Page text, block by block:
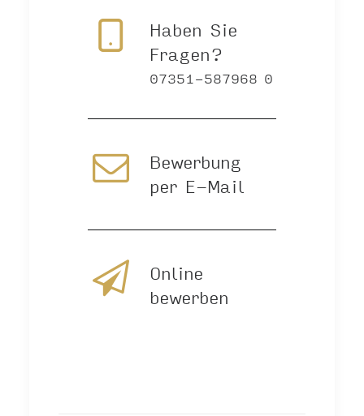
Haben Sie
Fragen?
07351-587968 0
Bewerbung
per E-Mail
Online
bewerben